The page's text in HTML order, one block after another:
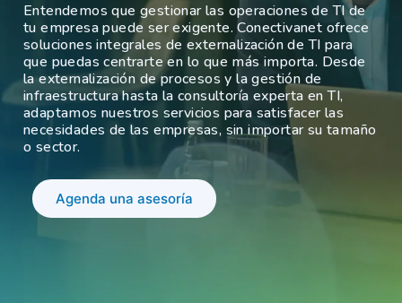
Entendemos que gestionar las operaciones de TI de
tu empresa puede ser exigente. Conectivanet ofrece
soluciones integrales de externalización de TI para
que puedas centrarte en lo que más importa. Desde
la externalización de procesos y la gestión de
infraestructura hasta la consultoría experta en TI,
adaptamos nuestros servicios para satisfacer las
necesidades de las empresas, sin importar su tamaño
o sector.
Agenda una asesoría